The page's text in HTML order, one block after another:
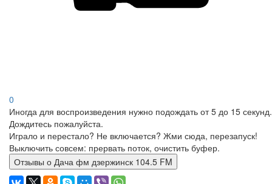
0
Иногда для воспроизведения нужно подождать от 5 до 15 секунд.
Дождитесь пожалуйста.
Играло и перестало? Не включается? Жми сюда, перезапуск!
Выключить совсем: прервать поток, очистить буфер.
Отзывы о Дача фм дзержинск 104.5 FM